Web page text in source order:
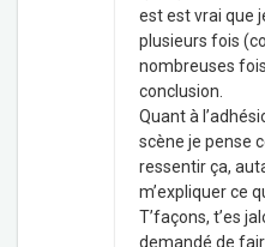
est est vrai que
plusieurs fois
nombreuses
conclusion.
Quant à
scène je pense
ressentir ça,
m’expliquer ce
T’façons, t’es
demandé de